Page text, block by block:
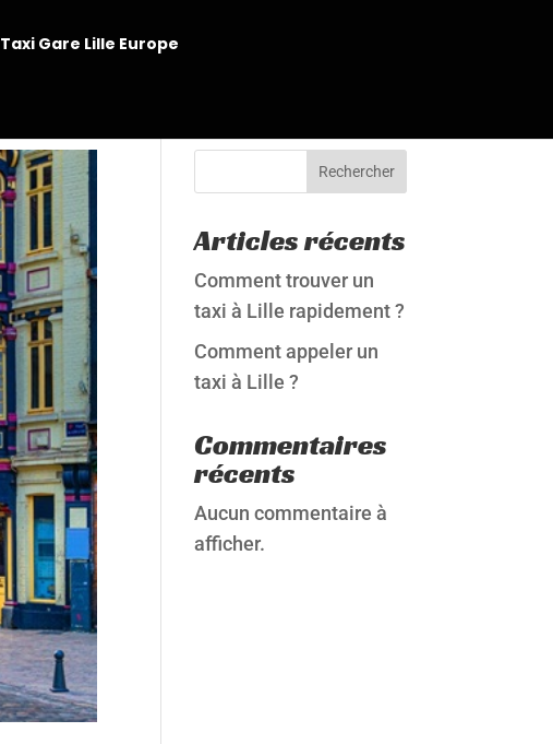
Taxi Gare Lille Europe
Rechercher
Articles récents
Comment trouver un
taxi à Lille rapidement ?
Comment appeler un
taxi à Lille ?
Commentaires
récents
Aucun commentaire à
afficher.